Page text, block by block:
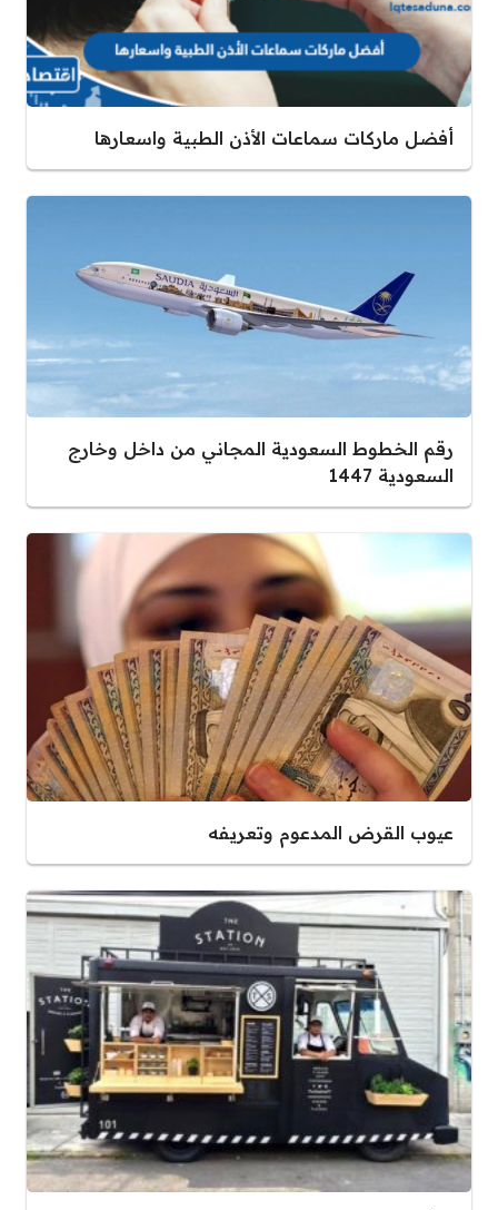
أفضل ماركات سماعات الأذن الطبية واسعارها
رقم الخطوط السعودية المجاني من داخل وخارج
السعودية 1447
عيوب القرض المدعوم وتعريفه